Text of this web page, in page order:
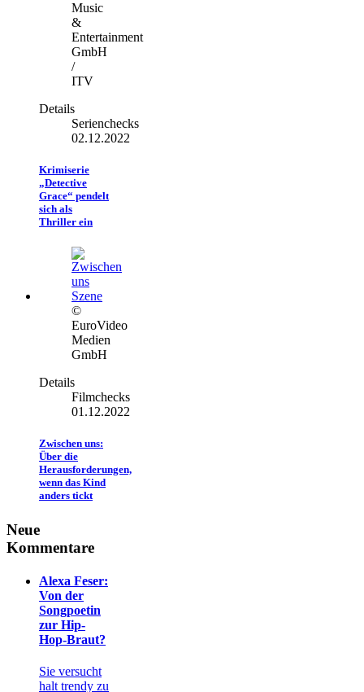
Music
&
Entertainment
GmbH
/
ITV
Details
Serienchecks
02.12.2022
Krimiserie
„Detective
Grace“ pendelt
sich als
Thriller ein
©
EuroVideo
Medien
GmbH
Details
Filmchecks
01.12.2022
Zwischen uns:
Über die
Herausforderungen,
wenn das Kind
anders tickt
Neue
Kommentare
Alexa Feser:
Von der
Songpoetin
zur Hip-
Hop-Braut?
Sie versucht
halt trendy zu